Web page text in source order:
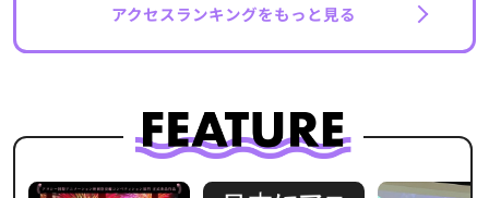
アクセスランキングをもっと見る